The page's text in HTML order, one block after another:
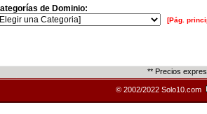
de Dominio:
[Pág.
** Precios
© 2002/2022 Solo10.com